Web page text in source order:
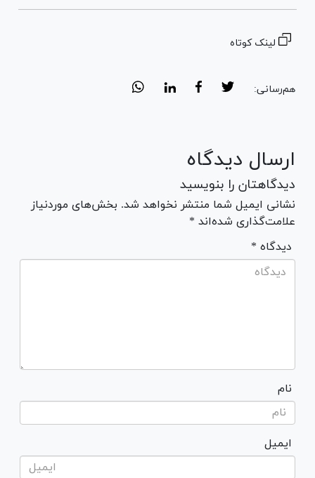
لینک کوتاه
هم‌رسانی:
ارسال دیدگاه
دیدگاهتان را بنویسید
نشانی ایمیل شما منتشر نخواهد شد. بخش‌های موردنیاز
علامت‌گذاری شده‌اند *
* دیدگاه
نام
ایمیل